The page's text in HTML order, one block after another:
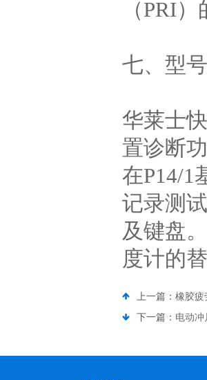
（PRI
七、型
华莱士
置诊断
在P14/1
记录测
及键盘
度计的
上一篇： 橡胶疲
下一篇： 电动冲